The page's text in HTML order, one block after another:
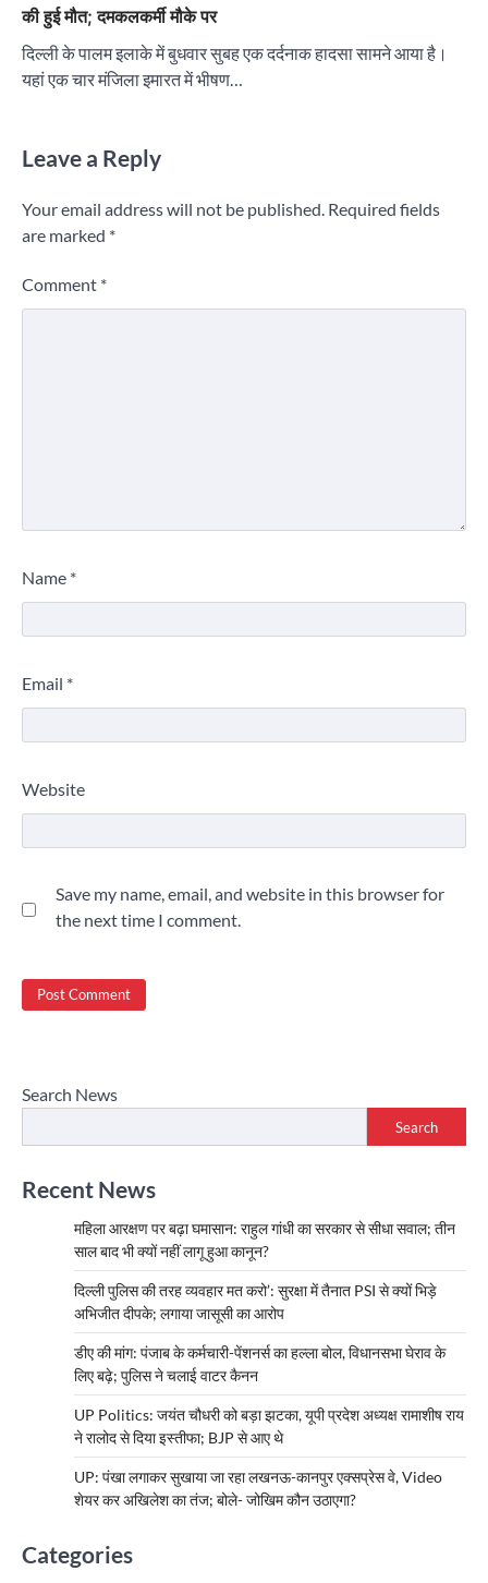
की हुई मौत; दमकलकर्मी मौके पर
दिल्ली के पालम इलाके में बुधवार सुबह एक दर्दनाक हादसा सामने आया है।
यहां एक चार मंजिला इमारत में भीषण…
Leave a Reply
Your email address will not be published. Required fields
are marked *
Comment *
Name *
Email *
Website
Save my name, email, and website in this browser for
the next time I comment.
Search News
Search
Recent News
महिला आरक्षण पर बढ़ा घमासान: राहुल गांधी का सरकार से सीधा सवाल; तीन
साल बाद भी क्यों नहीं लागू हुआ कानून?
दिल्ली पुलिस की तरह व्यवहार मत करो’: सुरक्षा में तैनात PSI से क्यों भिड़े
अभिजीत दीपके; लगाया जासूसी का आरोप
डीए की मांग: पंजाब के कर्मचारी-पेंशनर्स का हल्ला बोल, विधानसभा घेराव के
लिए बढ़े; पुलिस ने चलाई वाटर कैनन
UP Politics: जयंत चौधरी को बड़ा झटका, यूपी प्रदेश अध्यक्ष रामाशीष राय
ने रालोद से दिया इस्तीफा; BJP से आए थे
UP: पंखा लगाकर सुखाया जा रहा लखनऊ-कानपुर एक्सप्रेस वे, Video
शेयर कर अखिलेश का तंज; बोले- जोखिम कौन उठाएगा?
Categories